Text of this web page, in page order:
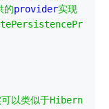
的provider实现
以类似于Hibern